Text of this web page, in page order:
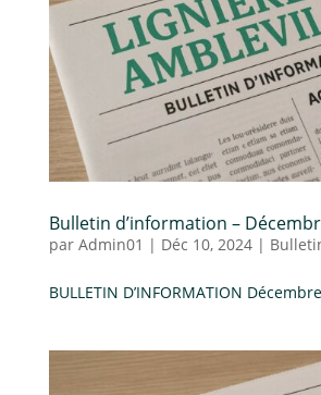
Bulletin d’information –
par Admin01 | Déc 10, 2024|
BULLETIN D’INFORMATION